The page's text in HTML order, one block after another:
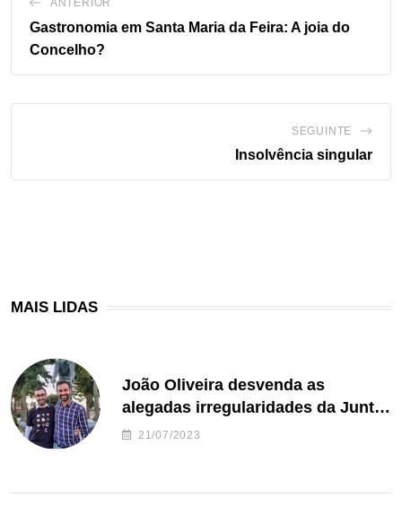
ANTERIOR
Gastronomia em Santa Maria da Feira: A joia do
Concelho?
SEGUINTE
Insolvência singular
MAIS LIDAS
João Oliveira desvenda as
alegadas irregularidades da Junta
de Freguesia S. João de Ver
21/07/2023